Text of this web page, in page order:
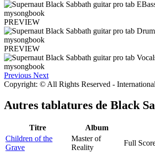
PREVIEW
PREVIEW
Previous Next
Copyright: © All Rights Reserved -
Autres tablatures de Black
Titre Album
Children of the
Grave
Master of
Reality
Full